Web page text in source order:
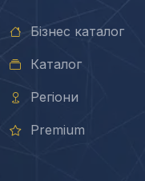
Бізнес каталог
Каталог
Регіони
Premium